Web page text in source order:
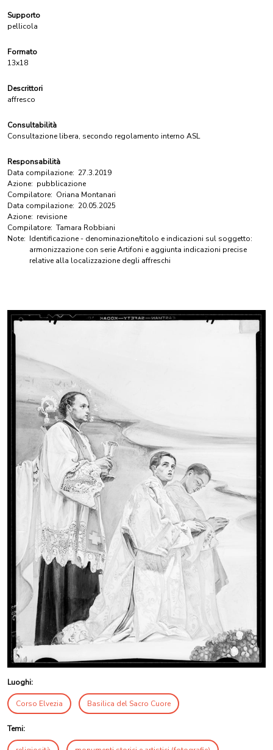
Supporto
pellicola
Formato
13x18
Descrittori
affresco
Consultabilità
Consultazione libera, secondo regolamento interno ASL
Responsabilità
Data compilazione: 27.3.2019
Azione: pubblicazione
Compilatore: Oriana Montanari
Data compilazione: 20.05.2025
Azione: revisione
Compilatore: Tamara Robbiani
Note: Identificazione - denominazione/titolo e indicazioni sul soggetto:
armonizzazione con serie Artifoni e aggiunta indicazioni precise
relative alla localizzazione degli affreschi
Luoghi:
Corso Elvezia Basilica del Sacro Cuore
Temi: